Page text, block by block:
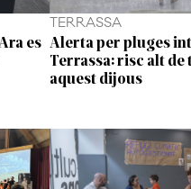
es
TERRASSA
Alerta per pluges
Terrassa: risc alt de
aquest dijous